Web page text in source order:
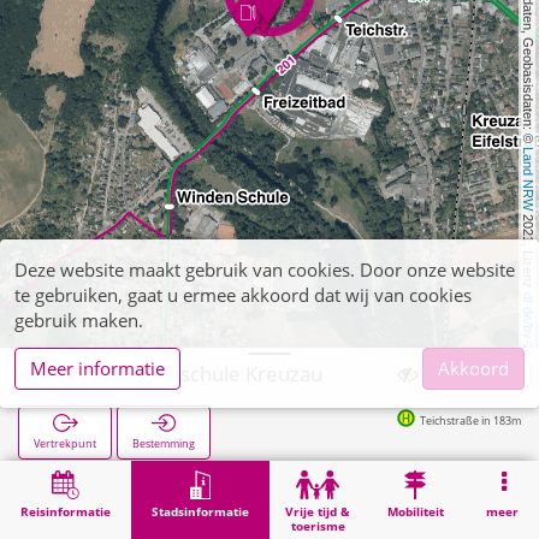
, Kartendaten, Geobasisdaten: ©
Land NRW
2021, Lizenz
dl-de/by-2-0
Reisinformatie Stadsinformatie
Vrije tijd &
toerisme
Mobiliteit meer
Kreuzau, Realschule Kreuzau
Vertrekpunt Bestemming
Teichstraße in 183m
Stadsinformatie Opleiding Kreuzau, Realschule Kreuzau
Deze website maakt gebruik van cookies. Door onze website
te gebruiken, gaat u ermee akkoord dat wij van cookies
gebruik maken.
Meer informatie
Akkoord